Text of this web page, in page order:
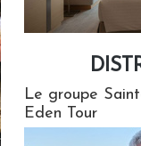
Le groupe
Eden Tour